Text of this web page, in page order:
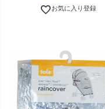
お気に入り登録